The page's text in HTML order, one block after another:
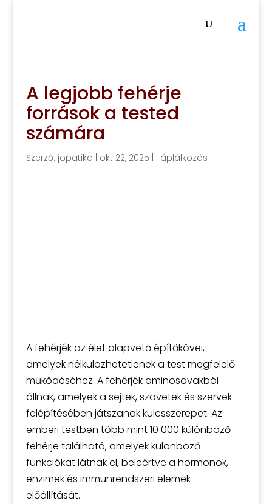
A legjobb fehérje
források a tested
számára
Szerző: jopatika okt 22, 2025 Táplálkozás
A fehérjék az élet alapvető építőkövei,
amelyek nélkülözhetetlenek a test megfelelő
működéséhez. A fehérjék aminosavakból
állnak, amelyek a sejtek, szövetek és szervek
felépítésében játszanak kulcsszerepet. Az
emberi testben több mint 10 000 különböző
fehérje található, amelyek különböző
funkciókat látnak el, beleértve a hormonok,
enzimek és immunrendszeri elemek
előállítását.